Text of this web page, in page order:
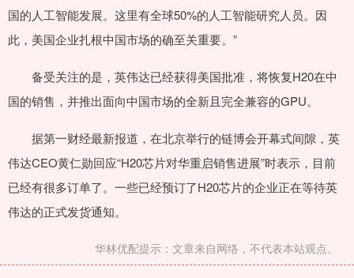
国的人工智能发展。这里有全球50%的人工智能研究人员。因
此，美国企业扎根中国市场的确至关重要。”
备受关注的是，英伟达已经获得美国批准，将恢复H20在中
国的销售，并推出面向中国市场的全新且完全兼容的GPU。
据第一财经最新报道，在北京举行的链博会开幕式间隙，英
伟达CEO黄仁勋回应“H20芯片对华重启销售进展”时表示，目前
已经有很多订单了。一些已经预订了H20芯片的企业正在等待英
伟达的正式发货通知。
华林优配提示：文章来自网络，不代表本站观点。